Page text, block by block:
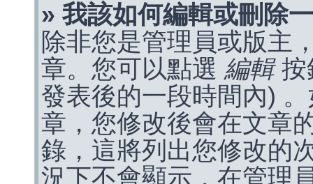
» 我該如何編輯或刪除
除非您是管理員或版主
章。您可以點選 編輯按
發表後的一段時間內)
章，您修改後會在文章
錄，這將列出您修改的
況下不會顯示，在管理